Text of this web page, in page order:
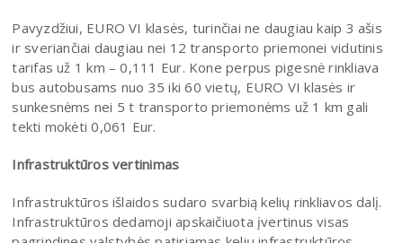
Pavyzdžiui, EURO VI klasės, turinčiai ne daugiau kaip 3 ašis
ir sveriančiai daugiau nei 12 transporto priemonei vidutinis
tarifas už 1 km – 0,111 Eur. Kone perpus pigesnė rinkliava
bus autobusams nuo 35 iki 60 vietų, EURO VI klasės ir
sunkesnėms nei 5 t transporto priemonėms už 1 km gali
tekti mokėti 0,061 Eur.
Infrastruktūros vertinimas
Infrastruktūros išlaidos sudaro svarbią kelių rinkliavos dalį.
Infrastruktūros dedamoji apskaičiuota įvertinus visas